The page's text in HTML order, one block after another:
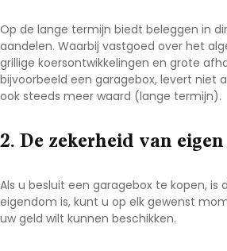
Op de lange termijn biedt beleggen in
aandelen. Waarbij vastgoed over het
grillige koersontwikkelingen en grote
bijvoorbeeld een garagebox, levert niet
ook steeds meer waard (lange termijn).
2. De zekerheid van
Als u besluit een garagebox te kopen,
eigendom is, kunt u op elk gewenst
uw geld wilt kunnen beschikken.